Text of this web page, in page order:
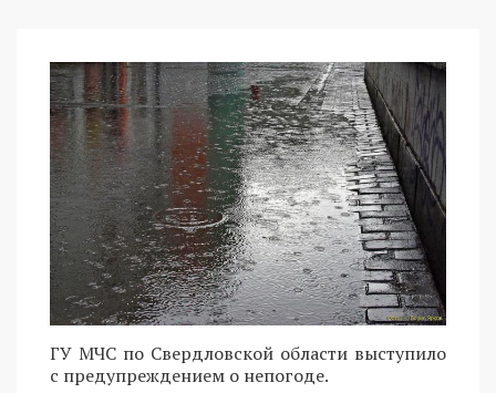
ГУ МЧС по Свердловской области выступило
с предупреждением о непогоде.